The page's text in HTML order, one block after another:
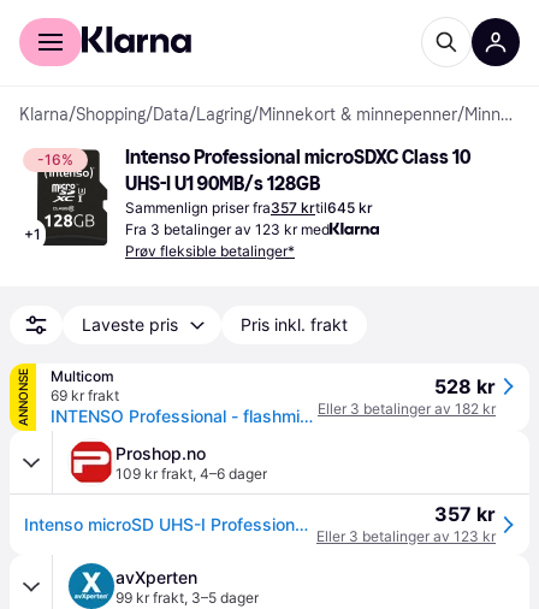
For kunder
Klarna/Shopping/Data/Lagring/Minnekort & minnepenner/ Minnekort
-16%
+1
Intenso Professional microSDXC Class 10
UHS-I U1 90MB/s 128GB
Sammenlign priser fra357 krtil645 kr
Fra 3 betalinger av 123 kr med
Prøv fleksible betalinger*
Laveste pris Pris inkl. frakt
ANNONSE
Multicom
69 kr frakt
INTENSO Professional - flashminnekort - 128 GB - microSDXC UHS-I (3433491)
528 kr
Eller 3 betalinger av 182 kr
Proshop.no
109 kr frakt, 4–6 dager
Intenso microSD UHS-I Professionel - 100MB/s - 128GB 357 kr
Eller 3 betalinger av 123 kr
avXperten
99 kr frakt, 3–5 dager